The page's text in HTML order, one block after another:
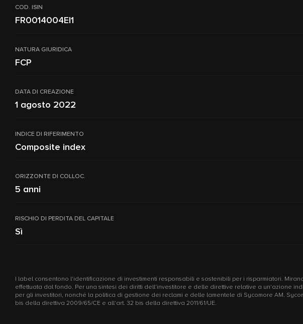
COD. ISIN
FR0014004EI1
NATURA GIURIDICA
FCP
DATA DI CREAZIONE
1 agosto 2022
INDICE DI RIFERIMENTO
Composite index
ORIZZONTE DI COLLOC.
5 anni
RISCHIO DI PERDITA DEL CAPITALE
Sì
I label consentono l'identificazione di investimenti responsabili e sostenibili per i risparmiatori.
effettuata dal fondo. Per una sintesi dei diritti dell'investitore e delle direttive relative a un'azione
per gli investitori, nonché la politica di gestione dei reclami e delle lamentele di Sycomore AM.
bis della direttiva 2009/65/CE e all'art. 32 bis della direttiva 2011/61/UE.